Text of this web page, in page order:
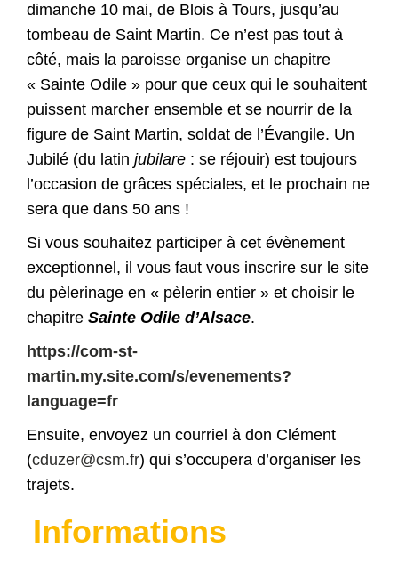
dimanche 10 mai, de Blois à Tours, jusqu’au
tombeau de Saint Martin. Ce n’est pas tout à
côté, mais la paroisse organise un chapitre
« Sainte Odile » pour que ceux qui le souhaitent
puissent marcher ensemble et se nourrir de la
figure de Saint Martin, soldat de l’Évangile. Un
Jubilé (du latin jubilare : se réjouir) est toujours
l’occasion de grâces spéciales, et le prochain ne
sera que dans 50 ans !
Si vous souhaitez participer à cet évènement
exceptionnel, il vous faut vous inscrire sur le site
du pèlerinage en « pèlerin entier » et choisir le
chapitre Sainte Odile d’Alsace.
https://com-st-
martin.my.site.com/s/evenements?
language=fr
Ensuite, envoyez un courriel à don Clément
(cduzer@csm.fr) qui s’occupera d’organiser les
trajets.
Informations